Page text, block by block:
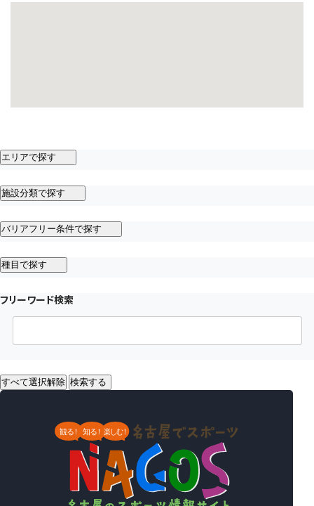
エリアで探す
施設分類で探す
バリアフリー条件で探す
種目で探す
フリーワード検索
すべて選択解除 検索する